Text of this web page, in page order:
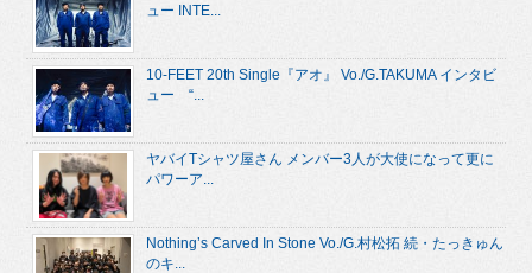
ュー INTE...
10-FEET 20th Single『アオ』 Vo./G.TAKUMA インタビ
ュー “...
ヤバイTシャツ屋さん メンバー3人が大使になって更に
パワーア...
Nothing’s Carved In Stone Vo./G.村松拓 続・たっきゅん
のキ...